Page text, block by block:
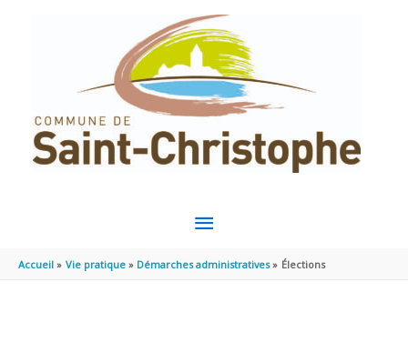
MENU
PRINCIPAL
Accueil Vie pratique Démarches administratives Élections